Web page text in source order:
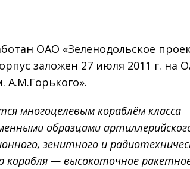
ОАО «Зеленодольское
заложен 27 июля 2011 г. на
А.М.Горького».
многоцелевым кораблём класса
образцами
зенитного и
корабля — высокоточное